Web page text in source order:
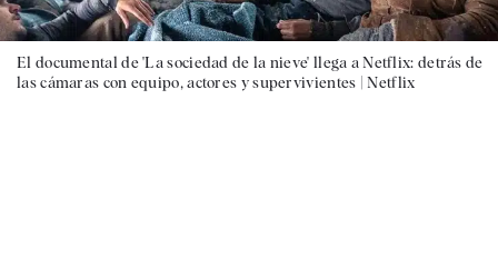
El documental de 'La sociedad de la nieve' llega a Netflix: detrás de
las cámaras con equipo, actores y supervivientes |Netflix